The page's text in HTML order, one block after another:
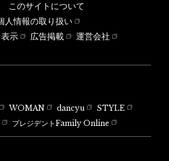
このサイトについて
人情報の取り扱い
示
広告掲載
運営会社
WOMAN dancyu
STYLE
プレジデントFamily Online